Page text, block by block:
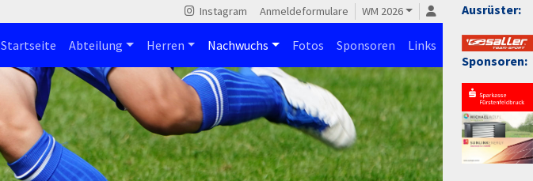
Ausrüster:
Sponsoren:
Instagram Anmeldeformulare WM 2026
Startseite Abteilung Herren Nachwuchs Fotos Sponsoren Links